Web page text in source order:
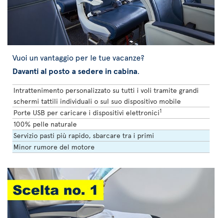
Vuoi un vantaggio per le tue vacanze?
Davanti al posto a sedere in cabina.
Intrattenimento personalizzato su tutti i voli tramite grandi
schermi tattili individuali o sul suo dispositivo mobile
Porte USB per caricare i dispositivi elettronici1
100% pelle naturale
Servizio pasti più rapido, sbarcare tra i primi
Minor rumore del motore